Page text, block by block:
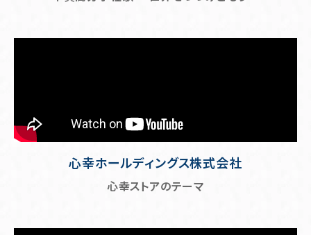
心幸ホールディングス株式会社
心幸ストアのテーマ